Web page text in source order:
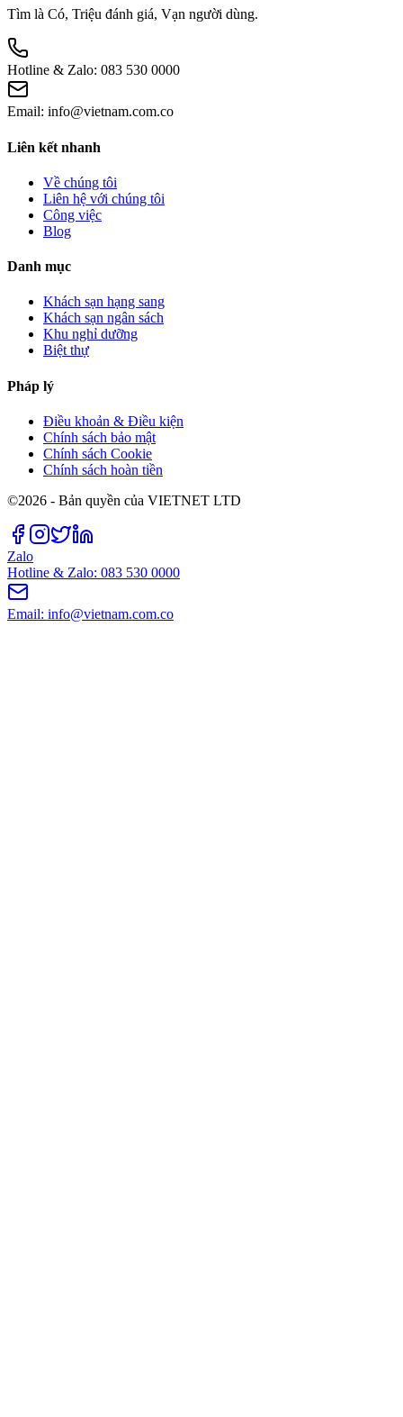
Tìm là Có, Triệu đánh giá, Vạn người dùng.
Hotline & Zalo: 083 530 0000
Email: info@vietnam.com.co
Liên kết nhanh
Về chúng tôi
Liên hệ với chúng tôi
Công việc
Blog
Danh mục
Khách sạn hạng sang
Khách sạn ngân sách
Khu nghỉ dưỡng
Biệt thự
Pháp lý
Điều khoản & Điều kiện
Chính sách bảo mật
Chính sách Cookie
Chính sách hoàn tiền
©2026 - Bản quyền của VIETNET LTD
Zalo
Hotline & Zalo: 083 530 0000
Email: info@vietnam.com.co